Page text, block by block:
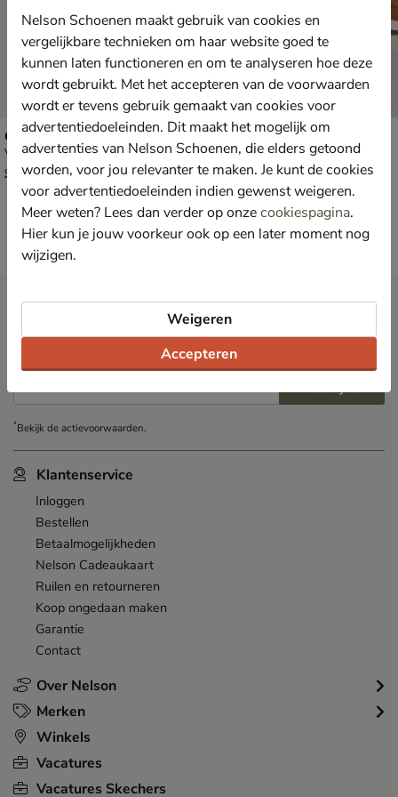
Geox J Flexyper
Veterboots - blauw
van € 94,99 vanaf € 62,99
94 99 v.a.62 ,99
Geox J Flexyper
Veterboots - zwart
van € 94,99 vanaf € 62,99
94,99 v.a. 62,99
Over Nelson
Klantenservice
Inloggen
Bestellen
Betaalmogelijkheden
Nelson Cadeaukaart
Ruilen en retourneren
Koop ongedaan maken
Garantie
Contact
Merken
Winkels
Vacatures
Vacatures Skechers
Nieuwsbrief
Ontvang € 10,- welkomstkorting*en blijf op de hoogte van leuke
E-mailadres Inschrijven
*Bekijk deactievoorwaarden.
Nelson Schoenen maakt gebruik van cookies en
vergelijkbare technieken om haar website goed te
kunnen laten functioneren en om te analyseren hoe deze
wordt gebruikt. Met het accepteren van de voorwaarden
wordt er tevens gebruik gemaakt van cookies voor
advertentiedoeleinden. Dit maakt het mogelijk om
advertenties van Nelson Schoenen, die elders getoond
worden, voor jou relevanter te maken. Je kunt de cookies
voor advertentiedoeleinden indien gewenst weigeren.
Meer weten? Lees dan verder op onzecookiespagina.
Hier kun je jouw voorkeur ook op een later moment nog
wijzigen.
Accepteren
Weigeren